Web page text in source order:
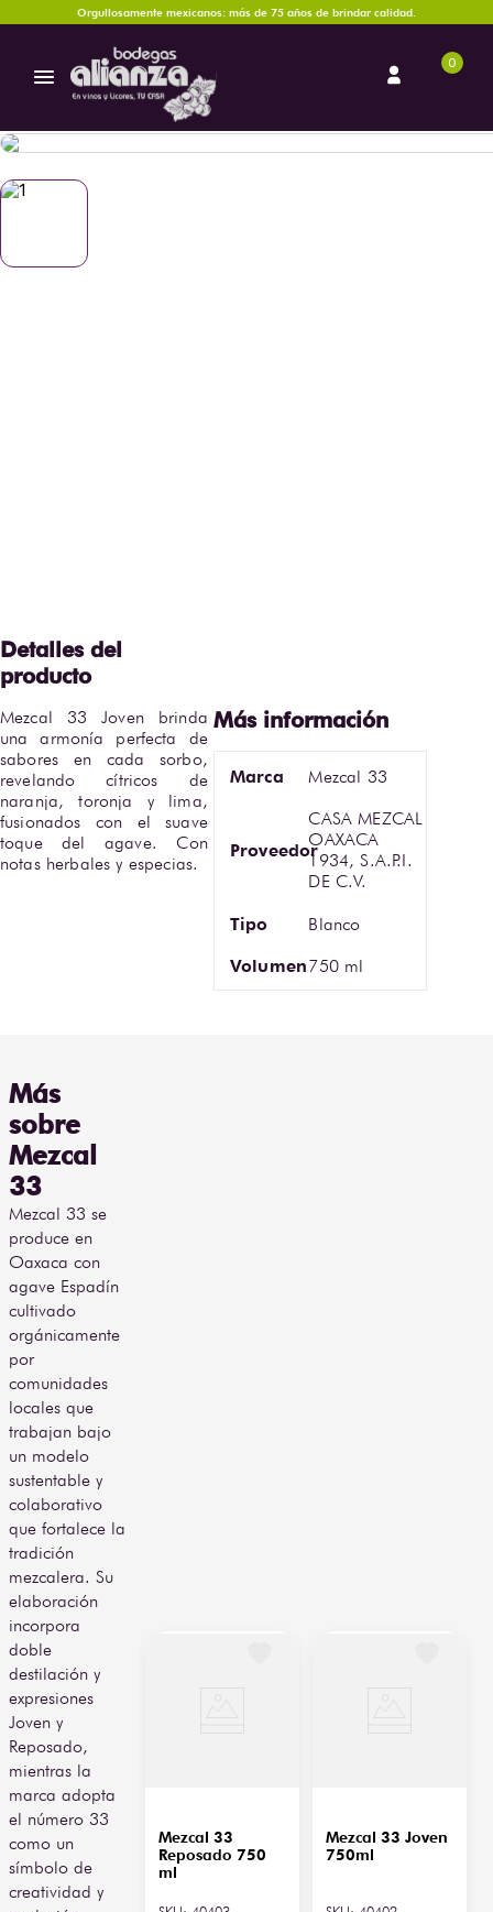
Orgullosamente mexicanos: más de 75 años de brindar calidad.
0
Mezcal 33 Joven brinda
una armonía perfecta de
sabores en cada sorbo,
revelando cítricos de
naranja, toronja y lima,
fusionados con el suave
toque del agave. Con
notas herbales y especias.
Marca Mezcal 33
Proveedor
CASA MEZCAL
OAXACA
1934, S.A.P.I.
DE C.V.
Tipo Blanco
Volumen750 ml
Más
sobre
Mezcal
33
Mezcal 33 se
produce en
Oaxaca con
agave Espadín
cultivado
orgánicamente
por
comunidades
locales que
trabajan bajo
un modelo
sustentable y
colaborativo
que fortalece la
tradición
mezcalera. Su
elaboración
incorpora
doble
destilación y
expresiones
Joven y
Reposado,
mientras la
marca adopta
el número 33
como un
símbolo de
creatividad y
Mezcal 33
Reposado 750
ml
Mezcal 33 Joven
750ml